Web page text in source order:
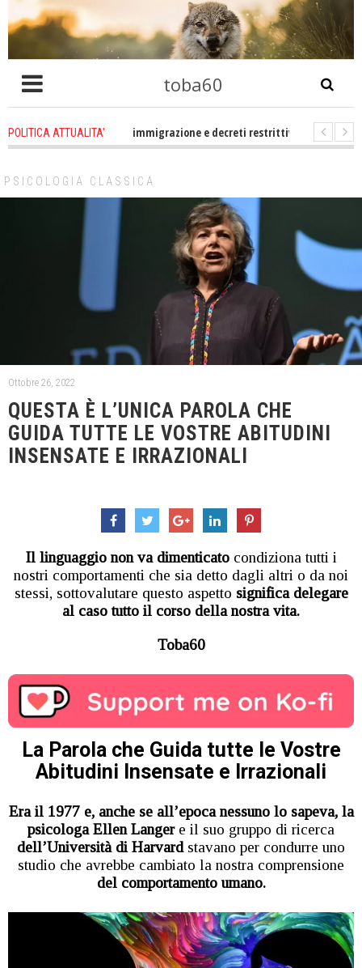
toba60
POLITICA ATTUALITA'
che problema immigrazione e decreti restrittivi della libertà sociale
PSICOLOGIA CLASSICA
Ottobre 26, 2022
QUESTA È L’UNICA PAROLA CHE
GUIDA TUTTE LE VOSTRE ABITUDINI
INSENSATE E IRRAZIONALI
Il linguaggio non va dimenticatocondiziona tutti i
nostri comportamenti che sia detto dagli altri o da noi
stessi, sottovalutare questo aspetto significa delegare
al caso tutto il corso della nostra vita.
Toba60
La Parola che Guida tutte le Vostre
Abitudini Insensate e Irrazionali
Era il 1977 e, anche se all’epoca nessuno lo sapeva, la
psicologa Ellen Langere il suo gruppo di ricerca
dell’Università di Harvard stavano per condurre uno
studio che avrebbe cambiato la nostra comprensione
del comportamento umano.